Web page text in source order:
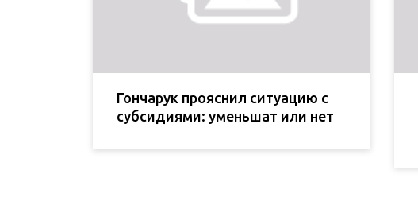
Гончарук прояснил ситуацию с
субсидиями: уменьшат или нет